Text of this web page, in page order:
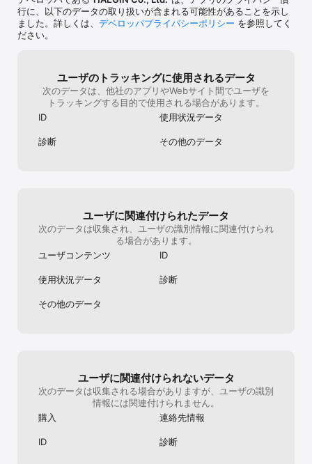
【公式コミュニティ 】
- Facebook: https://www.facebook.com/HomerunClash/
- Instagram: https://www.instagram.com/homerunclash/
support@homerunclash.zendesk.com
* このゲームは一部有料アイテムも購入できます。有料アイテム購
入時には追加課金が発生し、アイテムの種類によっては申込撤回が
* このゲームの利用に関する条件(契約解除/申込撤回など)は、ゲー
行に、以下のデータの取り扱いが含まれる可能性があることを示し
ました。詳しくは、 デベロッパプライバシーポリシー を参照してく
ださい。
ユーザのトラッキングに使用されるデータ
次のデータは、他社のアプリやWebサイト間でユーザを
トラッキングする目的で使用される場合があります。
ID
使用状況データ
診断 その他のデータ
ユーザに関連付けられたデータ
次のデータは収集され、ユーザの識別情報に関連付けられ
る場合があります。
ユーザコンテンツ
ID
使用状況データ 診断
その他のデータ
ユーザに関連付けられないデータ
次のデータは収集される場合がありますが、ユーザの識別
情報には関連付けられません。
購入
連絡先情報
ID 診断